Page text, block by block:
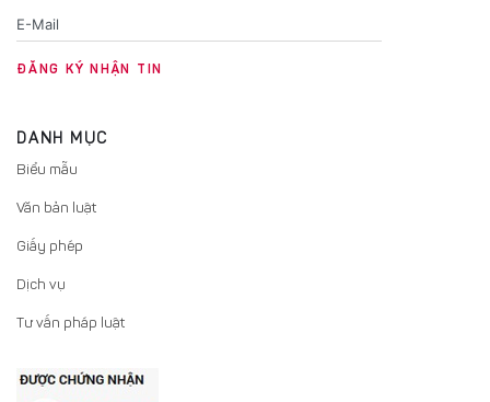
DANH MỤC
Biểu mẫu
Văn bản luật
Giấy phép
Dịch vụ
Tư vấn pháp luật